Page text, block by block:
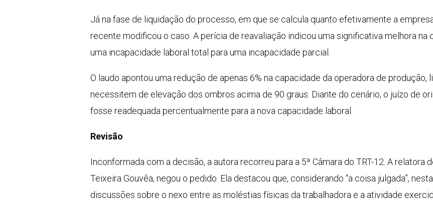
Já na fase de liquidação do processo, em que se calcula quanto efetivamente a
recente modificou o caso. A perícia de reavaliação indicou uma significativa melhora na
uma incapacidade laboral total para uma incapacidade parcial.
O laudo apontou uma redução de apenas 6% na capacidade da operadora de
necessitem de elevação dos ombros acima de 90 graus. Diante do cenário, o juízo de
fosse readequada percentualmente para a nova capacidade laboral.
Revisão
Inconformada com a decisão, a autora recorreu para a 5ª Câmara do TRT-12. A
Teixeira Gouvêa, negou o pedido. Ela destacou que, considerando “a coisa julgada”,
discussões sobre o nexo entre as moléstias físicas da trabalhadora e a atividade